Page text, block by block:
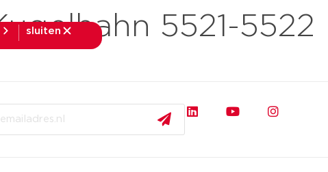
sluiten
5521-5522